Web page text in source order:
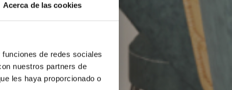
Acerca de las cookies
de redes sociales
nuestros partners de
les haya proporcionado o